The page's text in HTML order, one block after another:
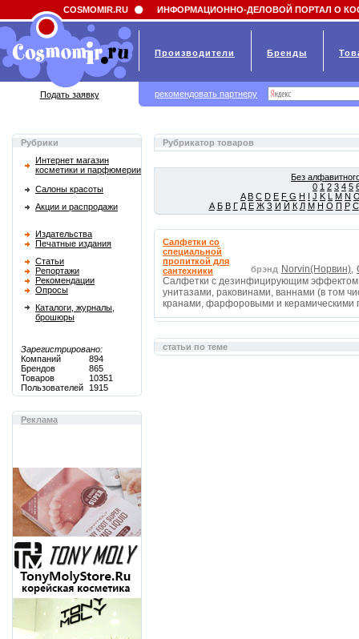
Field 'news_title' doesn't have a default value
Рубрики
Интернет магазин
косметики и парфюмерии
Салоны красоты
Акции и распродажи
Издательства
Печатные издания
Статьи
Репортажи
Рекомендации
Опросы
Каталоги, журналы,
брошюры
Зарегистрировано:
Компаний
894
Брендов
865
Товаров
10351
Пользователей
1915
Реклама
Рубрикатор товаров
Без
0 1 2 3 4 5
A B C D E F G H I J K L M N
А Б В Г Д Е Ж З И Й К Л М Н О П Р С
Салфетки со
специальной
пропиткой для
сантехники
брэнд Norvin(Норвин),
Салфетки с дезинфицирующим эффектом
унитазами, раковинами, ваннами (в том
кранами, фарфоровыми и керамическими
статьи по теме
COSMOMIR.RU ИНФОРМАЦИОННО-ДЕЛОВОЙ ПОРТАЛ О
Производители Бренды
Подать заявку рекомендовать партнеру